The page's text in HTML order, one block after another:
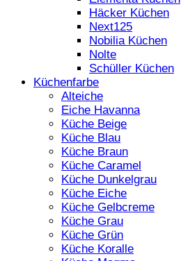
Häcker Küchen
Next125
Nobilia Küchen
Nolte
Schüller Küchen
Küchenfarbe
Alteiche
Eiche Havanna
Küche Beige
Küche Blau
Küche Braun
Küche Caramel
Küche Dunkelgrau
Küche Eiche
Küche Gelbcreme
Küche Grau
Küche Grün
Küche Koralle